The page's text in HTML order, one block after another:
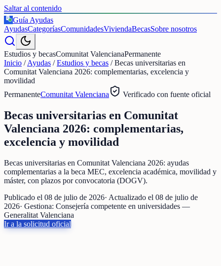
Saltar al contenido
€
Guía Ayudas
AyudasCategoríasComunidadesViviendaBecasSobre nosotros
Estudios y becasComunitat ValencianaPermanente
Inicio /Ayudas /Estudios y becas /Becas universitarias en
Comunitat Valenciana 2026: complementarias, excelencia y
movilidad
PermanenteComunitat Valenciana Verificado con fuente oficial
Becas universitarias en Comunitat
Valenciana 2026: complementarias,
excelencia y movilidad
Becas universitarias en Comunitat Valenciana 2026: ayudas
complementarias a la beca MEC, excelencia académica, movilidad y
máster, con plazos por convocatoria (DOGV).
Publicado el 08 de julio de 2026· Actualizado el 08 de julio de
2026· Gestiona: Consejería competente en universidades —
Generalitat Valenciana
Ir a la solicitud oficial